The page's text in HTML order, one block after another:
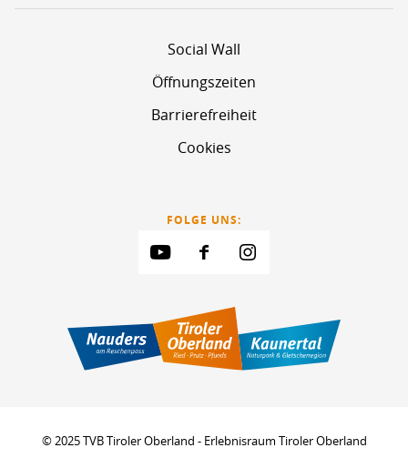
Social Wall
Öffnungszeiten
Barrierefreiheit
Cookies
FOLGE UNS:
© 2025 TVB Tiroler Oberland - Erlebnisraum Tiroler Oberland